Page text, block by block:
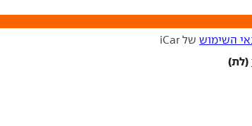
השימוש של iCar
(לת)